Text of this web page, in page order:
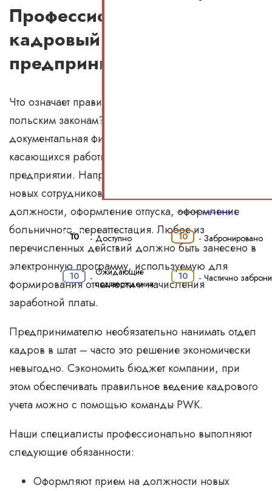
Профессиональный
кадровый учет для
предпринимателей
Что означает правильный кадровый учет согласно
польским законам? Это своевременная
документальная фиксация всех факторов,
касающихся работы каждого сотрудника на
предприятии. Например, сюда относится наем
новых сотрудников, повышение специалиста в
должности, оформление отпуска, оформление
больничного, переаттестация. Любое из
перечисленных действий должно быть занесено в
электронную программу, используемую для
формирования отчетности и начисления
заработной платы.
Предпринимателю необязательно нанимать отдел
кадров в штат – часто это решение экономически
невыгодно. Сэкономить бюджет компании, при
этом обеспечивать правильное ведение кадрового
учета можно с помощью команды РWK.
Наши специалисты профессионально выполняют
следующие обязанности:
Оформляют прием на должности новых
Powered byBooking Calendar
10 - Доступно 10 - Забронировано
10 - Ожидающие
подтверждения
·
10 - Частично